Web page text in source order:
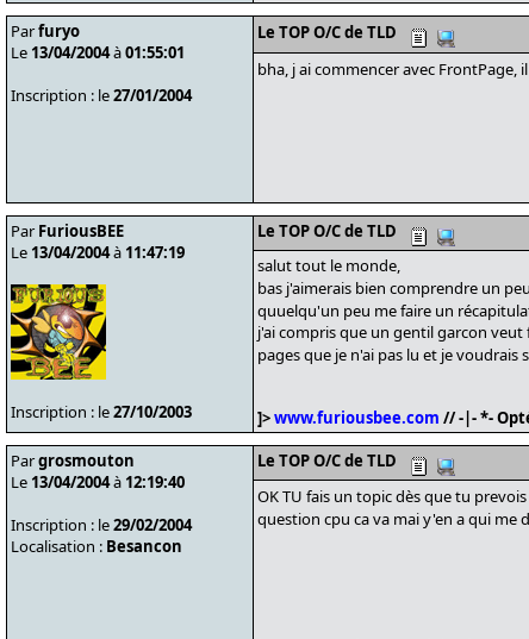
Parfuryo
Le 13/04/2004à01:55:01
Inscription : le27/01/2004
Le TOP O/C de TLD
bha, j ai commencer avec FrontPage,
Par FuriousBEE
Le 13/04/2004à 11:47:19
Inscription : le27/10/2003
Le TOP O/C de TLD
salut tout le monde,
bas j'aimerais bien comprendre un
quuelqu'un peu me faire un
j'ai compris que un gentil garcon veut
pages que je n'ai pas lu et je
]>www.furiousbee.com // -|- *-
Pargrosmouton
Le 13/04/2004à 12:19:40
Inscription : le29/02/2004
Localisation : Besancon
Le TOP O/C de TLD
OK TU fais un topic dès que tu
question cpu ca va mai y'en a qui me